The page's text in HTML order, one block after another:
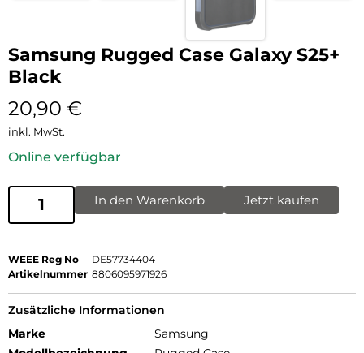
Samsung Rugged Case Galaxy S25+
Black
20,90 €
inkl. MwSt.
Online verfügbar
In den Warenkorb Jetzt kaufen
WEEE Reg No
DE57734404
Artikelnummer 8806095971926
Zusätzliche Informationen
Marke
Samsung